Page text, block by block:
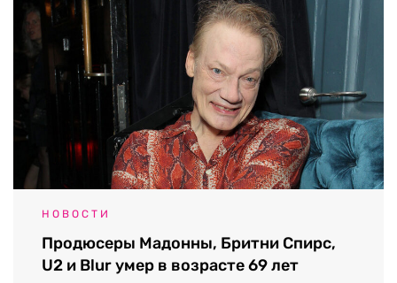
НОВОСТИ
Продюсеры Мадонны, Бритни Спирс,
U2 и Blur умер в возрасте 69 лет